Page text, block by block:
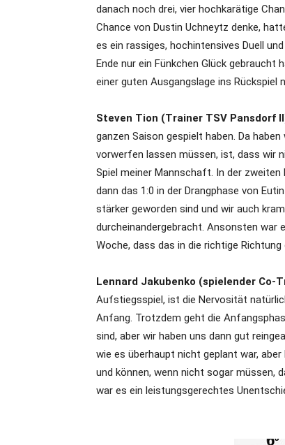
danach noch drei, vier hochkarätige
Chance von Dustin Uchneytz denke,
es ein rassiges, hochintensives Duell
Ende nur ein Fünkchen Glück gebraucht
einer guten Ausgangslage ins Rückspiel
Steven Tion (Trainer TSV Pansdorf
ganzen Saison gespielt haben. Da
vorwerfen lassen müssen, ist, dass wir
Spiel meiner Mannschaft. In der
dann das 1:0 in der Drangphase von
stärker geworden sind und wir auch
durcheinandergebracht. Ansonsten war
Woche, dass das in die richtige Richtung
Lennard Jakubenko (spielender Co-
Aufstiegsspiel, ist die Nervosität
Anfang. Trotzdem geht die
sind, aber wir haben uns dann gut
wie es überhaupt nicht geplant war,
und können, wenn nicht sogar müssen,
war es ein leistungsgerechtes